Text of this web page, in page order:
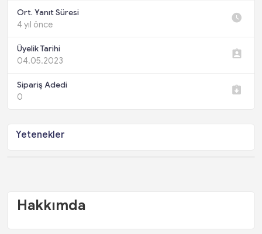
Ort. Yanıt Süresi
4 yıl önce
Üyelik Tarihi
04.05.2023
Sipariş Adedi
0
Yetenekler
Hakkımda